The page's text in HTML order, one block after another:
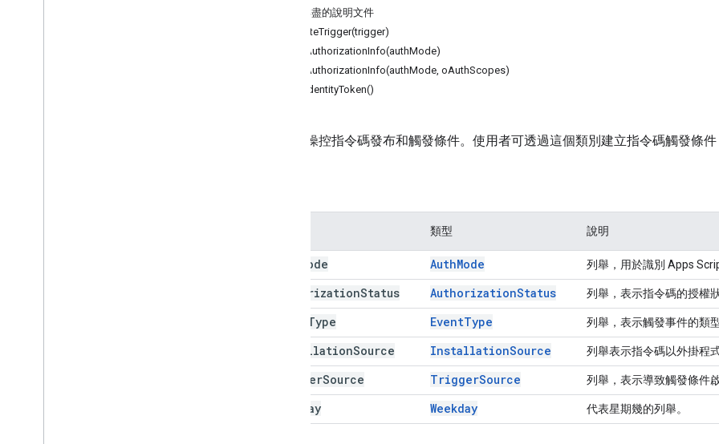
內容詳盡的說明文件
deleteTrigger(trigger)
getAuthorizationInfo(authMode)
getAuthorizationInfo(authMode, oAuthScopes)
getIdentityToken()
存取及操控指令碼發布和觸發條件。使用者可透過這個類別建立指令碼觸發條
類型 說明
Mode AuthMode 列舉，用於識別 Apps
AuthorizationStatus AuthorizationStatus 列舉，表示指令碼的授權
Type EventType 列舉，表示觸發事件的類
InstallationSource InstallationSource 列舉表示指令碼以外掛程
TriggerSource TriggerSource 列舉，表示導致觸發條件
Day Weekday 代表星期幾的列舉。